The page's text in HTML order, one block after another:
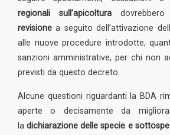
regionali sull’apicoltura
revisione a seguito dell’attivazione
alle nuove procedure introdotte,
sanzioni amministrative, per chi non
previsti da questo decreto.
Alcune questioni riguardanti la BDA
aperte o decisamente da
ladichiarazione delle specie e